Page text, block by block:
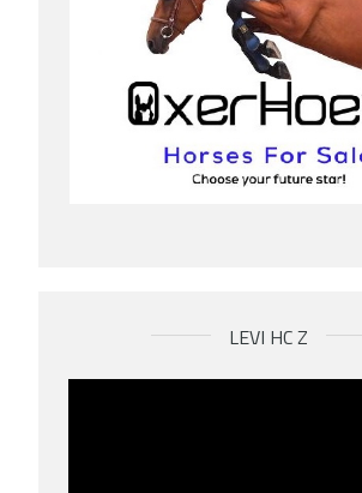
LEVI HC Z